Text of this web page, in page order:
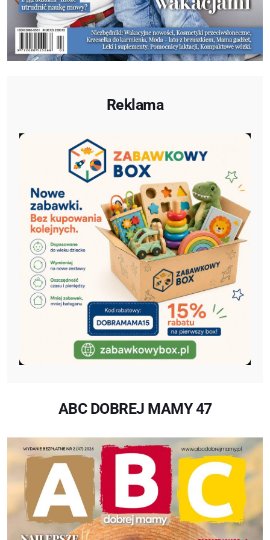
Reklama
ABC DOBREJ MAMY 47